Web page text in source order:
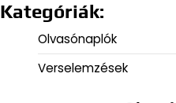
Kategóriák:
Olvasónaplók
Verselemzések